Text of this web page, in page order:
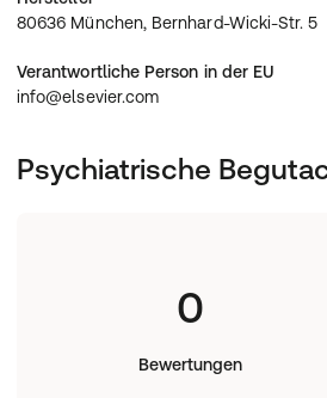
80636 München, Bernhard-Wicki-Str. 5
Verantwortliche Person in der EU
info@elsevier.com
Psychiatrische
0
Bewertungen